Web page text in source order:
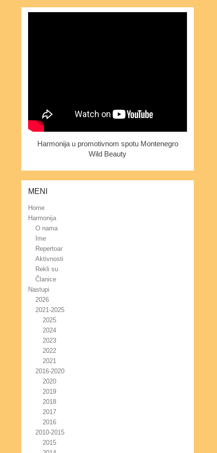
Harmonija u promotivnom spotu Montenegro
Wild Beauty
MENI
Home
Harmonija
O nama
Ime
Repertoar
Aktivnosti
Rekli su
Članice
Nastupi
2026
2021-2025
2025
2024
2023
2022
2021
2016-2020
2020
2019
2018
2017
2016
2010-2015
2015